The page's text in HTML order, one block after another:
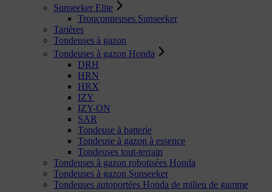
Sunseeker Elite
Tronçonneuses Sunseeker
Tarières
Tondeuses à gazon
Tondeuses à gazon Honda
DRH
HRN
HRX
IZY
IZY-ON
SAR
Tondeuse à batterie
Tondeuse à gazon à essence
Tondeuses tout-terrain
Tondeuses à gazon robotisées Honda
Tondeuses à gazon Sunseeker
Tondeuses autoportées Honda de milieu de gamme